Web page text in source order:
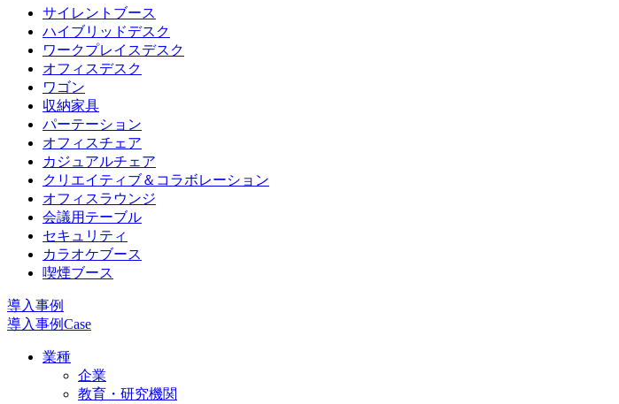
サイレントブース
ハイブリッドデスク
ワークプレイスデスク
オフィスデスク
ワゴン
収納家具
パーテーション
オフィスチェア
カジュアルチェア
クリエイティブ＆コラボレーション
オフィスラウンジ
会議用テーブル
セキュリティ
カラオケブース
喫煙ブース
導入事例
導入事例Case
業種
企業
教育・研究機関